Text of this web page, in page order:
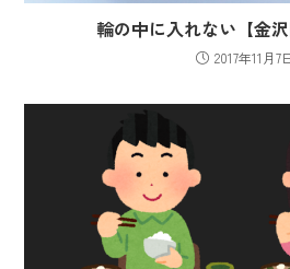
輪の中に入れない【金沢
2017年11月7日